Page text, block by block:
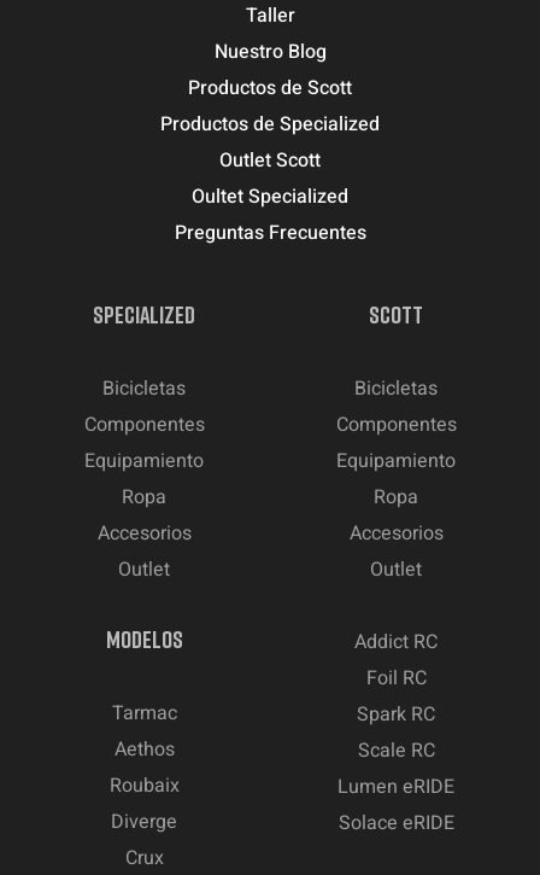
Taller
Nuestro Blog
Productos de Scott
Productos de Specialized
Outlet Scott
Oultet Specialized
Preguntas Frecuentes
SPECIALIZED
Bicicletas
Componentes
Equipamiento
Ropa
Accesorios
Outlet
SCOTT
Bicicletas
Componentes
Equipamiento
Ropa
Accesorios
Outlet
MODELOS
Tarmac
Aethos
Roubaix
Diverge
Crux
Addict RC
Foil RC
Spark RC
Scale RC
Lumen eRIDE
Solace eRIDE